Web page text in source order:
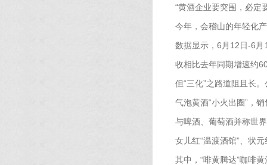
“黄酒企业要突围，必定
今年，会稽山的年轻化
数据显示，6月12日-6月
收相比去年同期增速约
但“三化”之路道阻且长
气泡黄酒“小火出圈”，
与啤酒、葡萄酒并称世
女儿红“温渡酒馆”、状
其中，“啡黄腾达”咖啡